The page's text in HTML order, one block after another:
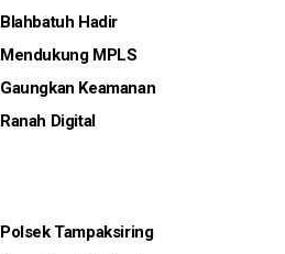
Blahbatuh Hadir
Mendukung MPLS
Gaungkan Keamanan
Ranah Digital
Polsek Tampaksiring